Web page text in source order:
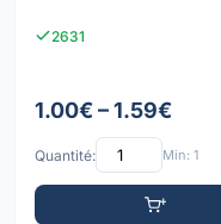
2631
1.00€ – 1.59€
Quantité: Min: 1